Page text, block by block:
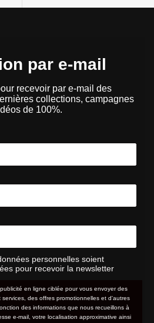
par e-mail
recevoir par e-mail des
collections, campagnes
de 100%.
personnelles soient
pour recevoir la newsletter
en ligne ciblée pour vous envoyer des
des offres promotionnelles et d'autres
des informations que nous recueillons à
e-mail, votre localisation approximative ainsi